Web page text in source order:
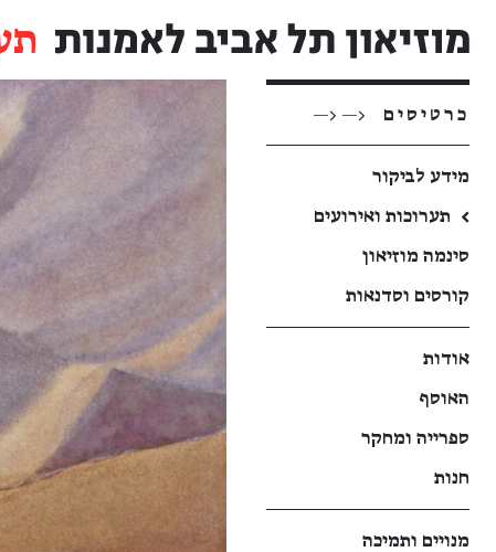
כרטיסים <— <—
מידע לביקור
←
תערוכות ואירועים
סינמה מוזיאון
קורסים וסדנאות
אודות
האוסף
ספרייה ומחקר
חנות
מנויים ותמיכה